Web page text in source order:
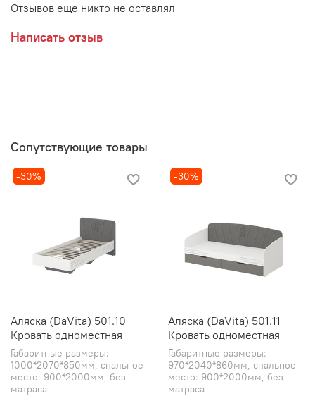
Отзывов еще никто не оставлял
Написать отзыв
Сопутствующие товары
-30%
Аляска (DaVita) 501.10
Кровать одноместная
Габаритные размеры:
1000*2070*850мм, спальное
место: 900*2000мм, без
матраса
-30%
Аляска (DaVita) 501.11
Кровать одноместная
Габаритные размеры:
970*2040*860мм, спальное
место: 900*2000мм, без
матраса